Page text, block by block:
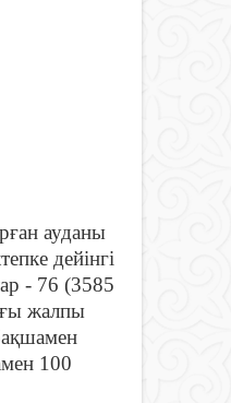
ауданы
дейінгі
- 76 (3585
жалпы
100